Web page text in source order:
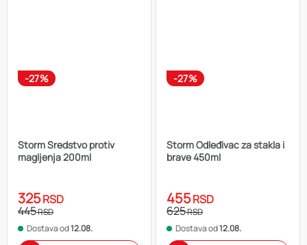
-27%
Storm Sredstvo protiv
magljenja 200ml
325RSD
445RSD
Dostava od12.08.
-27%
Storm Odleđivac za stakla i
brave 450ml
455RSD
625RSD
Dostava od12.08.